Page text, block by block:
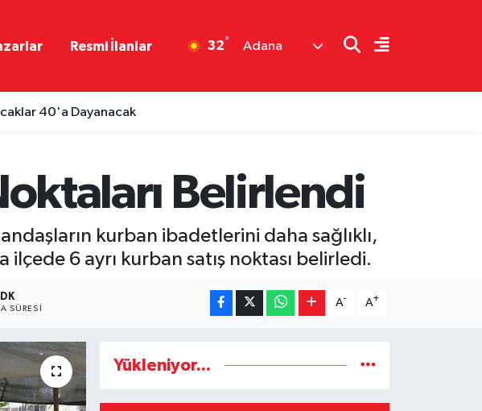
Resmi İlanlar 32° Adana
40'a Dayanacak
Belirlendi
kurban ibadetlerini daha sağlıklı,
6 ayrı kurban satış noktası belirledi.
DK
SÜRESI
A- A+
Yükleniyor...